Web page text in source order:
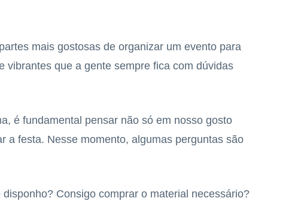
mais gostosas de organizar um evento para
vibrantes que a gente sempre fica com dúvidas
é fundamental pensar não só em nosso gosto
a festa. Nesse momento, algumas perguntas são
Consigo comprar o material necessário?